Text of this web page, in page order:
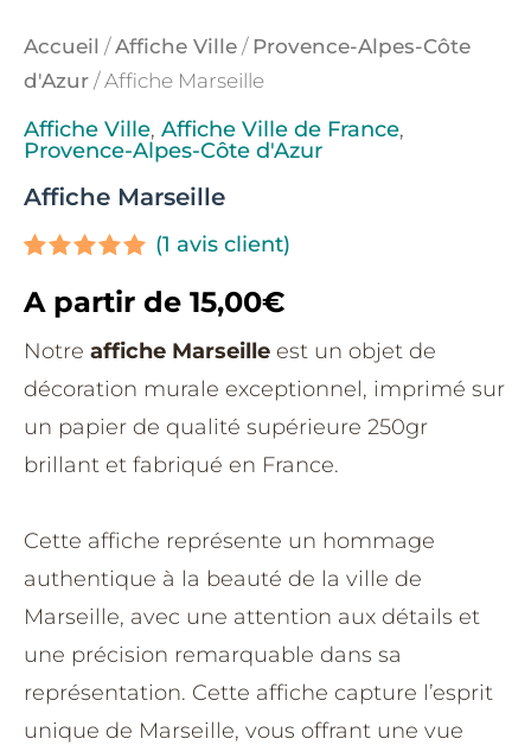
Accueil /Affiche Ville / Provence-Alpes-Côte
d'Azur / Affiche Marseille
Affiche Ville, Affiche Ville de France,
Provence-Alpes-Côte d'Azur
Affiche Marseille
sur 5
basé sur
notation
client
(1 avis client)
A partir de 15,00€
Notre affiche Marseille est un objet de
décoration murale exceptionnel, imprimé sur
un papier de qualité supérieure 250gr
brillant et fabriqué en France.
Cette affiche représente un hommage
authentique à la beauté de la ville de
Marseille, avec une attention aux détails et
une précision remarquable dans sa
représentation. Cette affiche capture l’esprit
unique de Marseille, vous offrant une vue